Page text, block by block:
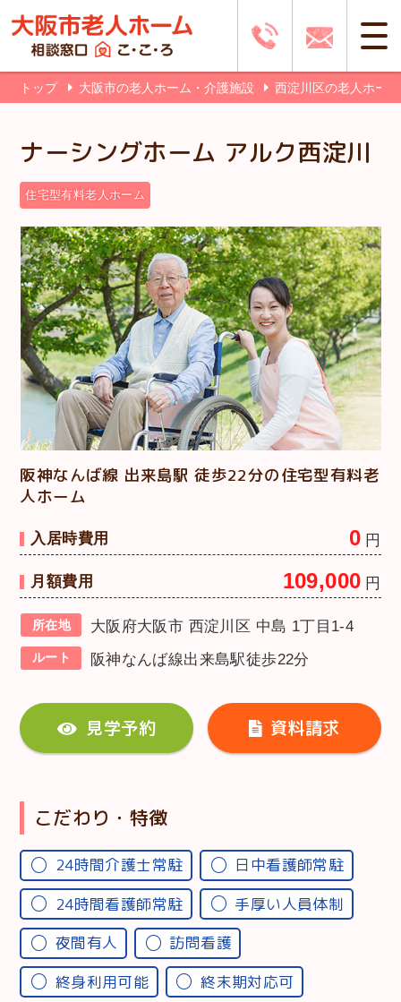
トップ 大阪市の老人ホーム・介護施設 西淀川区の老人ホー
ナーシングホーム アルク西淀川
住宅型有料老人ホーム
阪神なんば線 出来島駅 徒歩22分の住宅型有料老
人ホーム
入居時費用 0 円
月額費用 109,000 円
所在地 大阪府大阪市 西淀川区 中島 1丁目1-4
ルート 阪神なんば線出来島駅徒歩22分
見学予約 資料請求
こだわり・特徴
24時間介護士常駐
日中看護師常駐
24時間看護師常駐
手厚い人員体制
夜間有人
訪問看護
終身利用可能
終末期対応可